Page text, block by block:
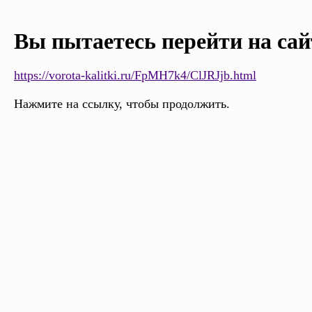
Вы пытаетесь перейти на
https://vorota-kalitki.ru/FpMH7k4/ClJRJjb.html
Нажмите на ссылку, чтобы продолжить.